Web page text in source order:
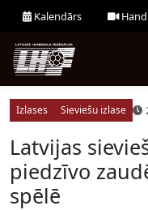
Kalendārs
Izlases Sieviešu izlase
Latvijas
piedzīvo
spēlē